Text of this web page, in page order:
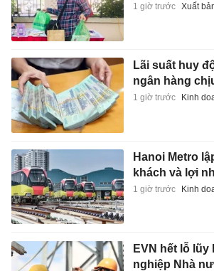
1 giờ trước Xuất
Lãi suất huy
ngân hàng
1 giờ trước Kinh
Hanoi Metro
khách và lợi
1 giờ trước Kinh
EVN hết lỗ lũy
nghiệp Nhà